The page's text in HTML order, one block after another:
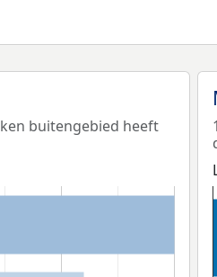
buitengebied heeft